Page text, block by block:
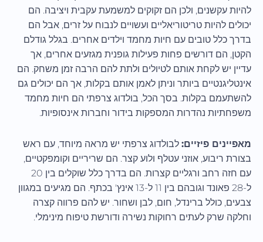
להיות עקשנים, ולכן הם זקוקים למשמעת עקבית ויציבה. הם
יכולים להיות טריטוריאליים ועשויים לנבוח על זרים, אבל הם
בדרך כלל טובים עם חיות מחמד וילדים אחרים. בגלל גודלם
הקטן, הם דורשים פחות פעילות גופנית מגזעים אחרים, אך
עדיין יש לקחת אותם לטיולים ולתת להם הרבה זמן משחק. הם
אינטליגנטיים ביותר וניתן לאמן אותם בקלות, אך הם יכולים גם
להשתעמם בקלות. בסך הכל, בולדוג צרפתי הם חיות מחמד
משפחתיות נהדרות המספקות בידור וחברות אינסופיות.
מאפיינים פיזיים: לבולדוג צרפתי יש מראה מיוחד, עם ראש
בצורת ריבוע, אוזני עטלף ולוע קצר. הם שריריים וקומפקטיים,
עם חזה רחב ורגליים קצרות. הם בדרך כלל שוקלים בין 20
ל-28 פאונד וגובהם בין 11 ל-13 אינץ' בכתף. הם מגיעים במגוון
צבעים, כולל ברינדל, חום, לבן ושחור. יש להם פרווה קצרה
וחלקה שרק לעתים רחוקות נשירה ודורשת טיפוח מינימלי.